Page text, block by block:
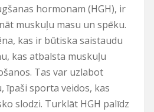
hormonam (HGH), ir
muskuļu masu un spēku.
kas ir būtiska saistaudu
kas atbalsta muskuļu
Tas var uzlabot
īpaši sporta veidos, kas
slodzi. Turklāt HGH palīdz